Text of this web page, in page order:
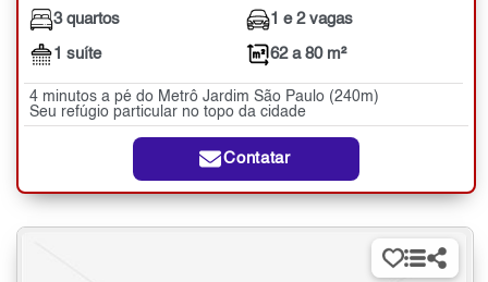
3 quartos
1 suíte
1 e 2 vagas
62 a 80 m²
4 minutos a pé do Metrô Jardim São Paulo (240m)
Seu refúgio particular no topo da cidade
Contatar